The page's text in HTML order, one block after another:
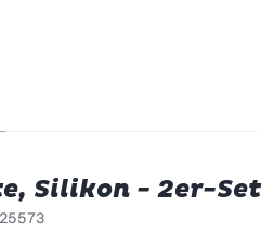
Silikon - 2er-Set
25573